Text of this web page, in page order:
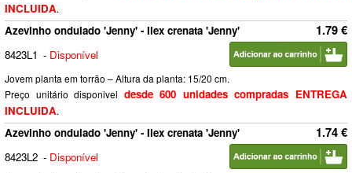
INCLUIDA.
1.79 €
Azevinho ondulado 'Jenny' - Ilex crenata 'Jenny'
8423L1 - Disponível
Jovem planta em torrão – Altura da planta: 15/20 cm.
Preço unitário disponivel desde 600 unidades compradas ENTREGA
INCLUIDA.
1.74 €
Azevinho ondulado 'Jenny' - Ilex crenata 'Jenny'
8423L2 - Disponível